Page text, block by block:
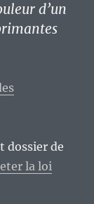
d’un
dossier de
la loi